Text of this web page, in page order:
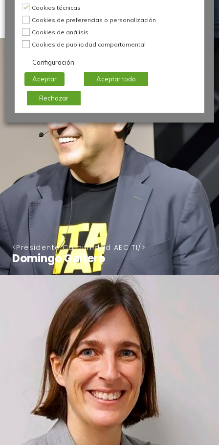
Presidente Comunidad AEC Innovación
Guille Lorbada Rodríguez
Presidente Comunidad AEC TI
Domingo Gaitero
Cookies técnicas
Cookies de preferencias o personalización
Cookies de análisis
Cookies de publicidad comportamental
Configuración
Aceptar Aceptar todo
Rechazar